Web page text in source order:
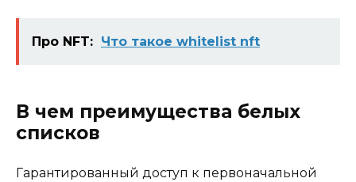
Про NFT: Что такое whitelist nft
В чем преимущества белых
списков
Гарантированный доступ к первоначальной